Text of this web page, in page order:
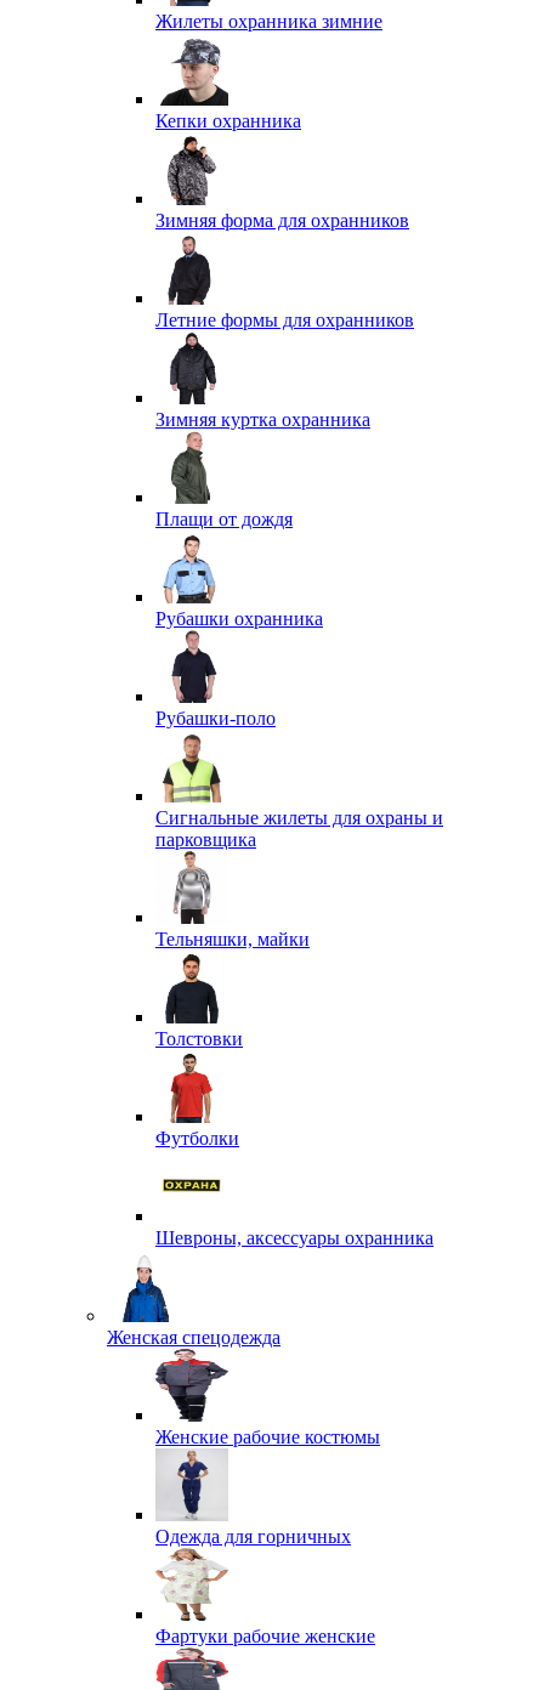
Жилеты охранника зимние
Кепки охранника
Зимняя форма для охранников
Летние формы для охранников
Зимняя куртка охранника
Плащи от дождя
Рубашки охранника
Рубашки-поло
Сигнальные жилеты для охраны и
парковщика
Тельняшки, майки
Толстовки
Футболки
Шевроны, аксессуары охранника
Женская спецодежда
Женские рабочие костюмы
Одежда для горничных
Фартуки рабочие женские